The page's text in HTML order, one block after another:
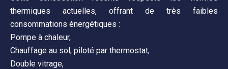
thermiques actuelles, offrant de très faibles
consommations énergétiques :
Pompe à chaleur,
Chauffage au sol, piloté par thermostat,
Double vitrage,